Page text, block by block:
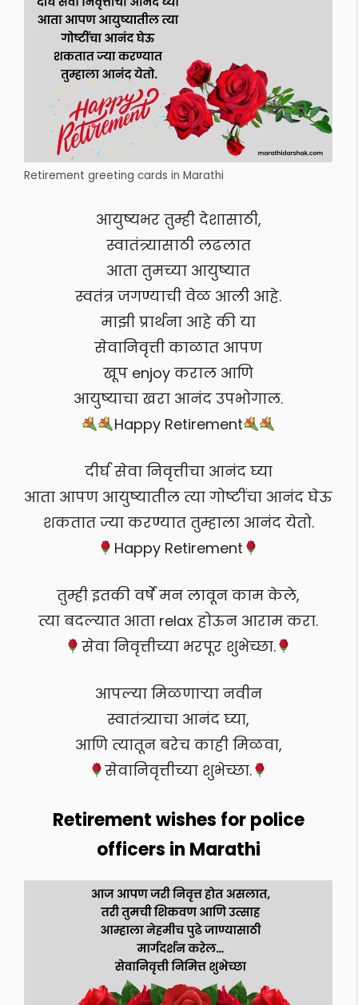
Retirement greeting cards in Marathi
आयुष्यभर तुम्ही देशासाठी,
स्वातंत्र्यासाठी लढलात
आता तुमच्या आयुष्यात
स्वतंत्र जगण्याची वेळ आली आहे.
माझी प्रार्थना आहे की या
सेवानिवृत्ती काळात आपण
खूप enjoy कराल आणि
आयुष्याचा खरा आनंद उपभोगाल.
Happy Retirement
दीर्घ सेवा निवृत्तीचा आनंद घ्या
आता आपण आयुष्यातील त्या गोष्टींचा आनंद घेऊ
शकतात ज्या करण्यात तुम्हाला आनंद येतो.
Happy Retirement
तुम्ही इतकी वर्षे मन लावून काम केले,
त्या बदल्यात आता relax होऊन आराम करा.
सेवा निवृत्तीच्या भरपूर शुभेच्छा.
आपल्या मिळणाऱ्या नवीन
स्वातंत्र्याचा आनंद घ्या,
आणि त्यातून बरेच काही मिळवा,
सेवानिवृत्तीच्या शुभेच्छा.
Retirement wishes for police
officers in Marathi